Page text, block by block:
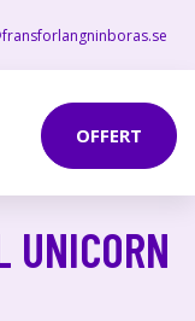
OFFERT
UNICORN